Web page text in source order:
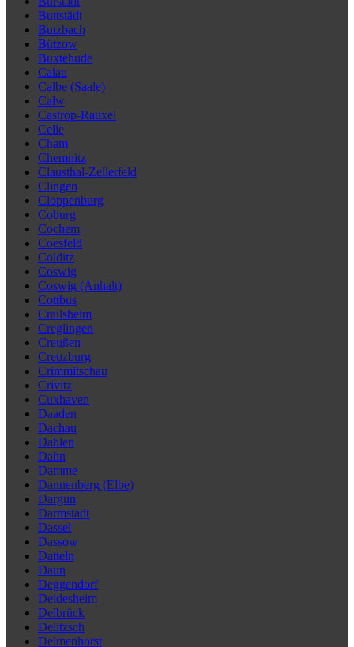
Buttstädt
Butzbach
Bützow
Buxtehude
Calau
Calbe (Saale)
Calw
Castrop-Rauxel
Celle
Cham
Chemnitz
Clausthal-Zellerfeld
Clingen
Cloppenburg
Coburg
Cochem
Coesfeld
Colditz
Coswig
Coswig (Anhalt)
Cottbus
Crailsheim
Creglingen
Creußen
Creuzburg
Crimmitschau
Crivitz
Cuxhaven
Daaden
Dachau
Dahlen
Dahn
Damme
Dannenberg (Elbe)
Dargun
Darmstadt
Dassel
Dassow
Datteln
Daun
Deggendorf
Deidesheim
Delbrück
Delitzsch
Delmenhorst